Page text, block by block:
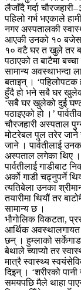
लैजाँदै गर्दा
पहिलो गर्भ भएकाले
नगर अस्पतालकी
आएकी उनको १०
१० वटै घर त खुले तर
पठाएको त बाटैमा
सामान्य अवस्थाभन्दा
बताइन् ।
हुँदै हो भने सबै घर
‘सबै घर खुलेको दुई
पठाइएको हो ।’
चौरजहारी अस्पताल
मोटरेबल पुल तरेर जाने
जाने । पार्वतीलाई
अस्पताल लगेका थिए ।
पार्वतीलाई गाडीबाट
अर्को गाडी चढ्नुपर्ने
त्यतिबेला उनका
तयारीमा थियौं तर
सामान्य छ ।
भौगोलिक विकटता,
आर्थिक अवस्थालगायत
छन् । हुम्लाको
बेथाले च्याप्यो तर
मात्रै स्वास्थ्य
दिइन् । ‘शरीरको
समयपछि मैले थाहा